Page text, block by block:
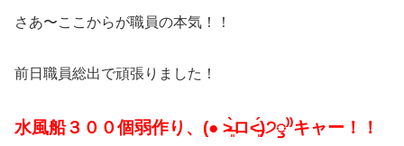
さあ〜ここからが職員の本気！！
前日職員総出で頑張りました！
水風船３００個弱作り、(● ˃̶͈̀ロ˂̶͈́)੭ꠥ⁾⁾キャー！！